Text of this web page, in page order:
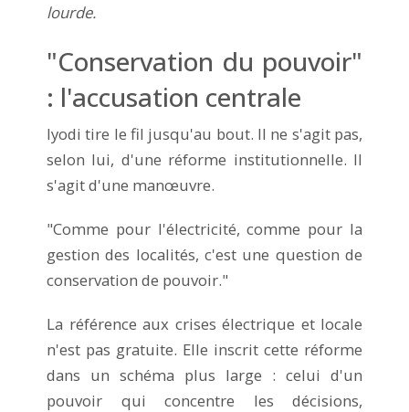
lourde.
"Conservation du pouvoir"
: l'accusation centrale
Iyodi tire le fil jusqu'au bout. Il ne s'agit pas,
selon lui, d'une réforme institutionnelle. Il
s'agit d'une manœuvre.
"Comme pour l'électricité, comme pour la
gestion des localités, c'est une question de
conservation de pouvoir."
La référence aux crises électrique et locale
n'est pas gratuite. Elle inscrit cette réforme
dans un schéma plus large : celui d'un
pouvoir qui concentre les décisions,